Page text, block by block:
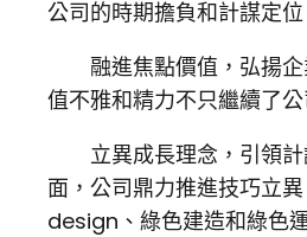
公司的時期擔負和計謀定位
融進焦點價值，弘揚
值不雅和精力不只繼續了
立異成長理念，引領
面，公司鼎力推進技巧立
design、綠色建造和綠色